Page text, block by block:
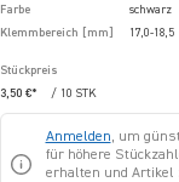
Farbe
schwarz
Klemmbereich [mm]
17,0-18,5
Stückpreis
3,50 €*
/ 10 STK
Anmelden, um
für höhere
erhalten und Artikel